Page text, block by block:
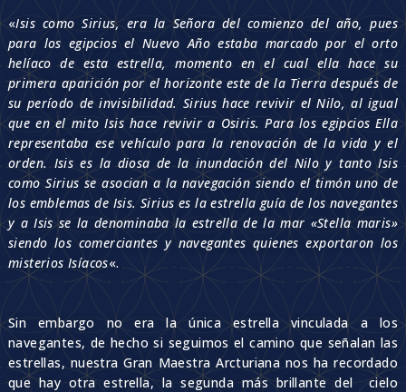
«Isis como Sirius, era la Señora del comienzo del año, pues
para los egipcios el Nuevo Año estaba marcado por el orto
helíaco de esta estrella, momento en el cual ella hace su
primera aparición por el horizonte este de la Tierra después de
su período de invisibilidad. Sirius hace revivir el Nilo, al igual
que en el mito Isis hace revivir a Osiris. Para los egipcios Ella
representaba ese vehículo para la renovación de la vida y el
orden. Isis es la diosa de la inundación del Nilo y tanto Isis
como Sirius se asocian a la navegación siendo el timón uno de
los emblemas de Isis. Sirius es la estrella guía de los navegantes
y a Isis se la denominaba la estrella de la mar «Stella maris»
siendo los comerciantes y navegantes quienes exportaron los
misterios Isíacos«.
Sin embargo no era la única estrella vinculada a los
navegantes, de hecho si seguimos el camino que señalan las
estrellas, nuestra Gran Maestra Arcturiana nos ha recordado
que hay otra estrella, la segunda más brillante del cielo